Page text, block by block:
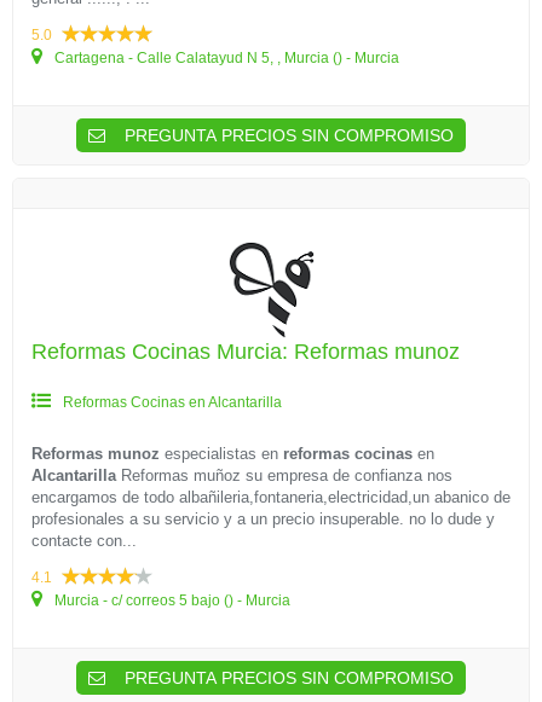
5.0
Cartagena - Calle Calatayud N 5, , Murcia () - Murcia
PREGUNTA PRECIOS SIN COMPROMISO
Reformas Cocinas Murcia: Reformas munoz
Reformas Cocinas en Alcantarilla
Reformas munoz especialistas en reformas cocinas en
AlcantarillaReformas muñoz su empresa de confianza nos
encargamos de todo albañileria,fontaneria,electricidad,un abanico de
profesionales a su servicio y a un precio insuperable. no lo dude y
contacte con...
4.1
Murcia - c/ correos 5 bajo () - Murcia
PREGUNTA PRECIOS SIN COMPROMISO